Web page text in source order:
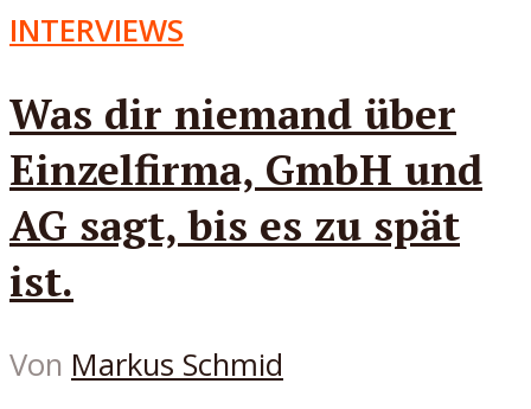
INTERVIEWS
Was dir niemand über
Einzelfirma, GmbH und
AG sagt, bis es zu spät
ist.
Von Markus Schmid